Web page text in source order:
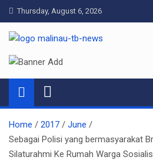
Skip
to
content
Thursday, August 6, 2026
Beranda Warta Bhayangkara
Home 2017
June
Sebagai Polisi yang bermasyarakat
Silaturahmi Ke Rumah Warga